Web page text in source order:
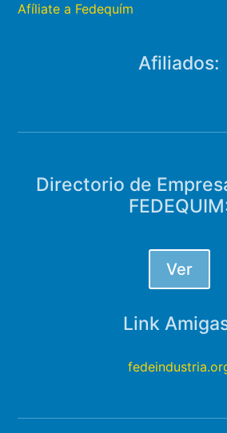
Afíliate a Fedequím
Afiliados:
Directorio de
Ver
Link